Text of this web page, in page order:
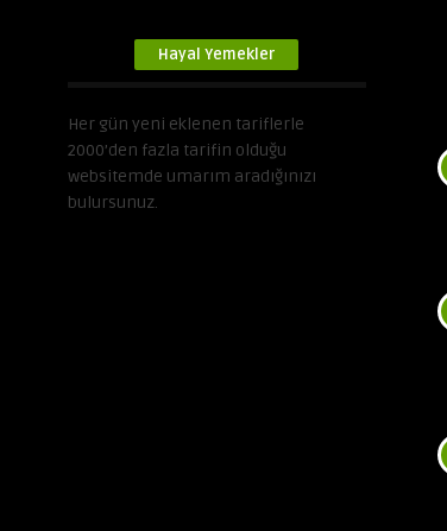
Hayal Yemekler
Her gün yeni eklenen tariflerle
2000’den fazla tarifin olduğu
websitemde umarım aradığınızı
bulursunuz.